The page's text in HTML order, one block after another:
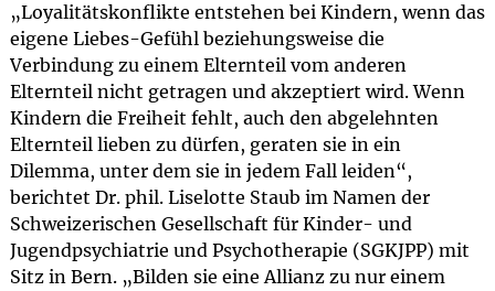
„Loyalitätskonflikte entstehen bei Kindern, wenn das
eigene Liebes-Gefühl beziehungsweise die
Verbindung zu einem Elternteil vom anderen
Elternteil nicht getragen und akzeptiert wird. Wenn
Kindern die Freiheit fehlt, auch den abgelehnten
Elternteil lieben zu dürfen, geraten sie in ein
Dilemma, unter dem sie in jedem Fall leiden“,
berichtet Dr. phil. Liselotte Staub im Namen der
Schweizerischen Gesellschaft für Kinder- und
Jugendpsychiatrie und Psychotherapie (SGKJPP) mit
Sitz in Bern. „Bilden sie eine Allianz zu nur einem